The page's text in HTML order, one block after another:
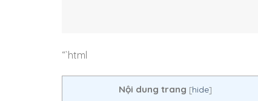
“`html
Nội dung trang [hide]